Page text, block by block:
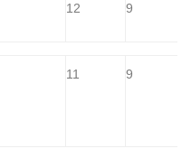
12 9
11 9